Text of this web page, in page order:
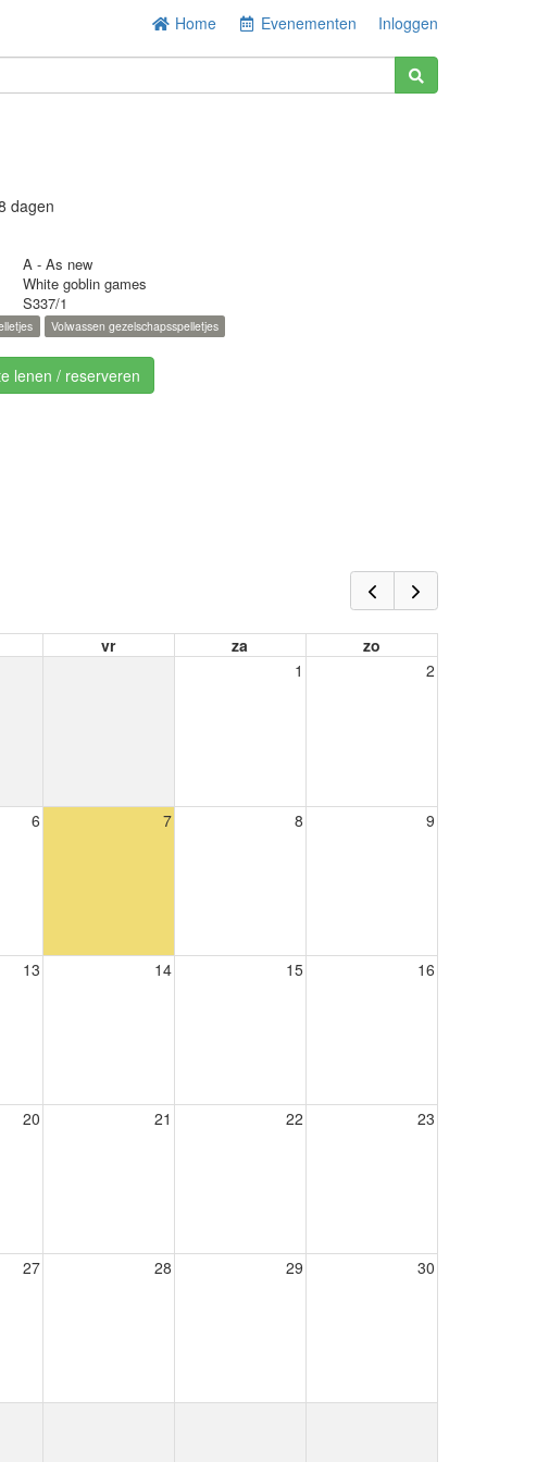
Home Evenementen Inloggen
dagen
A - As new
White goblin games
S337/1
Volwassen gezelschapsspelletjes
lenen / reserveren
vr za
zo
1
2
6 7 8 9
13 14 15 16
20 21 22 23
27 28 29 30